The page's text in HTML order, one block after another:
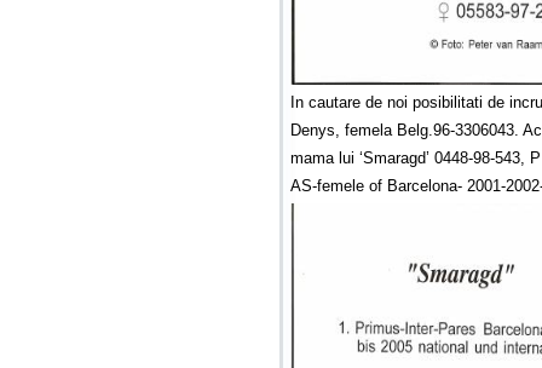
In cautare de noi posibilitati de
Denys, femela Belg.96-3306043.
mama lui ‘Smaragd’ 0448-98-543,
AS-femele of Barcelona- 2001-